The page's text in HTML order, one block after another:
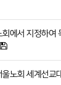
에서 지정하여
노회 세계선교